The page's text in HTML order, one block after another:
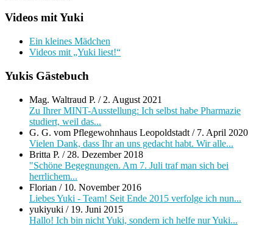
Videos mit Yuki
Ein kleines Mädchen
Videos mit „Yuki liest!“
Yukis Gästebuch
Mag. Waltraud P. / 2. August 2021
Zu Ihrer MINT-Ausstellung: Ich selbst habe Pharmazie
studiert, weil das...
G. G. vom Pflegewohnhaus Leopoldstadt / 7. April 2020
Vielen Dank, dass Ihr an uns gedacht habt. Wir alle...
Britta P. / 28. Dezember 2018
"Schöne Begegnungen. Am 7. Juli traf man sich bei
herrlichem...
Florian / 10. November 2016
Liebes Yuki - Team! Seit Ende 2015 verfolge ich nun...
yukiyuki / 19. Juni 2015
Hallo! Ich bin nicht Yuki, sondern ich helfe nur Yuki...